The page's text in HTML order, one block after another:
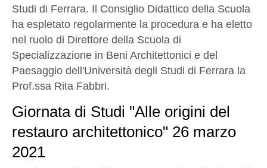
Studi di Ferrara. Il Consiglio Didattico della Scuola
ha espletato regolarmente la procedura e ha eletto
nel ruolo di Direttore della Scuola di
Specializzazione in Beni Architettonici e del
Paesaggio dell'Università degli Studi di Ferrara la
Prof.ssa Rita Fabbri.
Giornata di Studi "Alle origini del
restauro architettonico" 26 marzo
2021